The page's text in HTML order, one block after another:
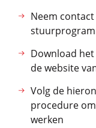
Neem
Download
de website
Volg de
procedure
werken